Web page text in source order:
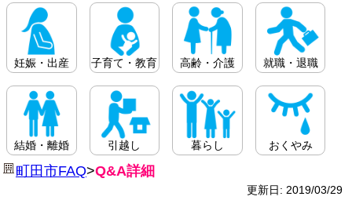
妊娠・出産 子育て・教育 高齢・介護 就職・退職
結婚・離婚 引越し 暮らし おくやみ
町田市FAQ>Q&A詳細
更新日: 2019/03/29